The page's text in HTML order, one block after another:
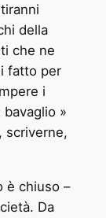
della
che ne
fatto per
i
»
scriverne,
è chiuso –
Da